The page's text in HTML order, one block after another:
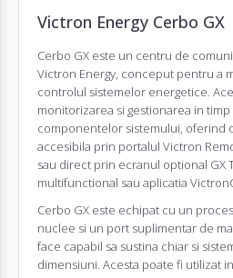
Victron Energy Cerbo GX
Cerbo GX este un centru de
Victron Energy, conceput pentru a
controlul sistemelor energetice.
monitorizarea si gestionarea in
componentelor sistemului, oferind
accesibila prin portalul Victron
sau direct prin ecranul optional GX
multifunctional sau aplicatia
Cerbo GX este echipat cu un
nuclee si un port suplimentar de
face capabil sa sustina chiar si
dimensiuni. Acesta poate fi utilizat